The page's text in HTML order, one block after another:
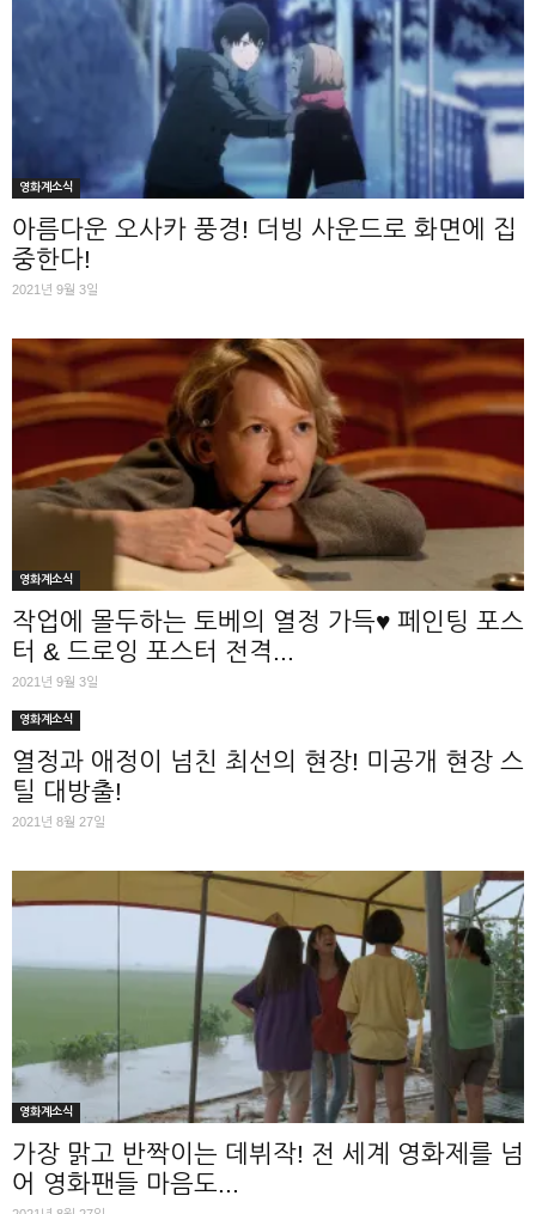
영화계소식
아름다운 오사카 풍경! 더빙 사운드로 화면에 집
중한다!
2021년 9월 3일
영화계소식
작업에 몰두하는 토베의 열정 가득♥ 페인팅 포스
터 & 드로잉 포스터 전격...
2021년 9월 3일
영화계소식
열정과 애정이 넘친 최선의 현장! 미공개 현장 스
틸 대방출!
2021년 8월 27일
영화계소식
가장 맑고 반짝이는 데뷔작! 전 세계 영화제를 넘
어 영화팬들 마음도...